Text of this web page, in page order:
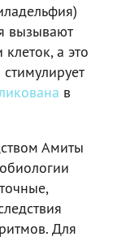
вызывают
а это
в
Амиты
Для